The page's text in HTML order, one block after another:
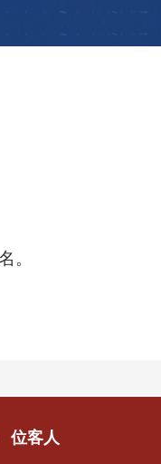
。
位客人